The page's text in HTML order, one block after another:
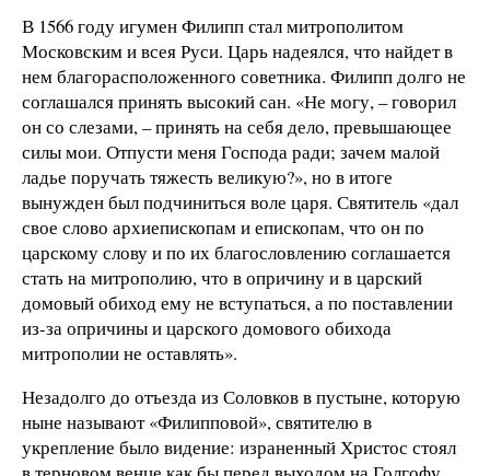
В 1566 году игумен Филипп стал митрополитом
Московским и всея Руси. Царь надеялся, что найдет в
нем благорасположенного советника. Филипп долго не
соглашался принять высокий сан. «Не могу, – говорил
он со слезами, – принять на себя дело, превышающее
силы мои. Отпусти меня Господа ради; зачем малой
ладье поручать тяжесть великую?», но в итоге
вынужден был подчиниться воле царя. Святитель «дал
свое слово архиепископам и епископам, что он по
царскому слову и по их благословлению соглашается
стать на митрополию, что в опричину и в царский
домовый обиход ему не вступаться, а по поставлении
из-за опричины и царского домового обихода
митрополии не оставлять».
Незадолго до отъезда из Соловков в пустыне, которую
ныне называют «Филипповой», святителю в
укрепление было видение: израненный Христос стоял